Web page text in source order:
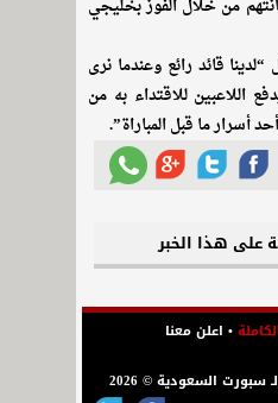
من خلال الفوز بخليجي
قائد رائع وعندما نرى
اللاعبين للاقتداء به من
أسرار ما قبل المباراة”.
على هذا الخبر
• اعلن معنا
السعودية © 2026